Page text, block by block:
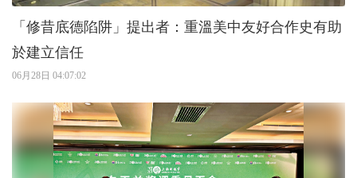
「修昔底德陷阱」提出者：重溫美中友好合作史有助
於建立信任
06月28日 04:07:02